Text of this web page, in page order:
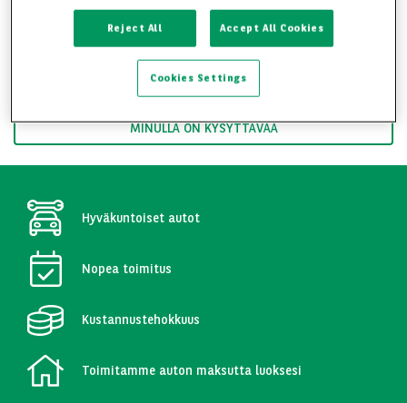
kuvat
HALUAN YKSITYISLEASINGTARJOUKSEN
HALUAN YRITYSLEASINGTARJOUKSEN
MINULLA ON KYSYTTÄVÄÄ
Hyväkuntoiset autot
Nopea toimitus
Kustannustehokkuus
Toimitamme auton maksutta luoksesi
Reject All Accept All Cookies
Cookies Settings